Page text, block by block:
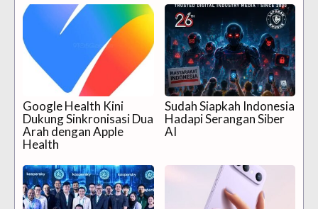
Google Health Kini
Dukung Sinkronisasi Dua
Arah dengan Apple
Health
Sudah Siapkah Indonesia
Hadapi Serangan Siber
AI